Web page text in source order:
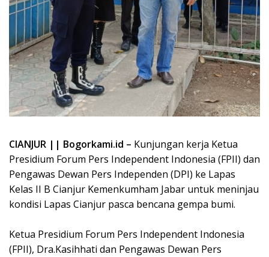
CIANJUR || Bogorkami.id – Kunjungan kerja Ketua
Presidium Forum Pers Independent Indonesia (FPII) dan
Pengawas Dewan Pers Independen (DPI) ke Lapas
Kelas II B Cianjur Kemenkumham Jabar untuk meninjau
kondisi Lapas Cianjur pasca bencana gempa bumi.
Ketua Presidium Forum Pers Independent Indonesia
(FPII), Dra.Kasihhati dan Pengawas Dewan Pers